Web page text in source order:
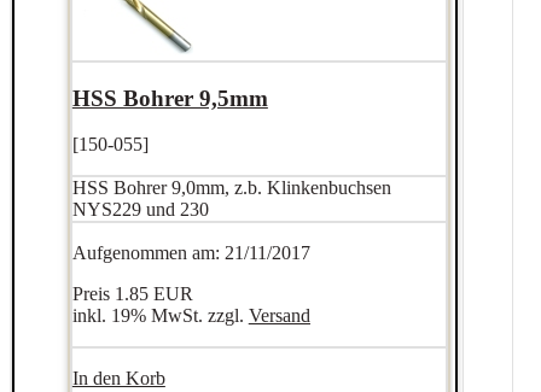
HSS Bohrer 9,5mm
[150-055]
HSS Bohrer 9,0mm, z.b. Klinkenbuchsen
NYS229 und 230
Aufgenommen am: 21/11/2017
Preis 1.85 EUR
inkl. 19% MwSt. zzgl. Versand
In den Korb